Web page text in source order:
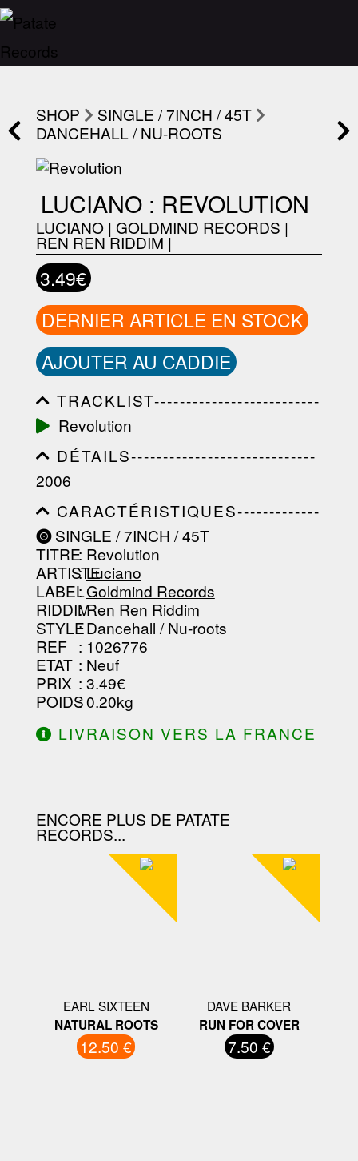
SHOP
SINGLE / 7INCH / 45T
DANCEHALL / NU-ROOTS
LUCIANO : REVOLUTION
LUCIANO| GOLDMIND RECORDS |
REN REN RIDDIM |
3.49€
DERNIER ARTICLE EN STOCK
AJOUTER AU CADDIE
TRACKLIST--------------------------
-----------------------------------------
-----------------------------------------
-----------------------------------------
-----------------------------------------
-------------------
Revolution
DÉTAILS-----------------------------
-----------------------------------------
-----------------------------------------
-----------------------------------------
----------------
2006
CARACTÉRISTIQUES-------------
-----------------------------------------
-----------------------------------------
-----------------------------------------
-----------------------------------------
--------------------------------
SINGLE / 7INCH / 45T
TITRE: Revolution
ARTISTE
:Luciano
LABEL
:Goldmind Records
RIDDIM
:Ren Ren Riddim
STYLE: Dancehall / Nu-roots
REF : 1026776
ETAT : Neuf
PRIX : 3.49€
POIDS: 0.20kg
LIVRAISON VERS LA FRANCE
ENCORE PLUS DE PATATE
RECORDS...
EARL SIXTEEN
NATURAL ROOTS
12.50 €
DAVE BARKER
RUN FOR COVER
7.50 €